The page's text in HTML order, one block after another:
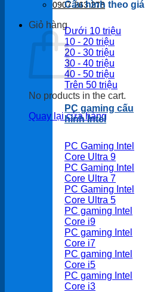
0907 263 278
Giỏ hàng
No products in the cart.
Quay lại cửa hàng
Cấu hình theo giá
Dưới 10 triệu
10 - 20 triệu
20 - 30 triệu
30 - 40 triệu
40 - 50 triệu
Trên 50 triệu
PC gaming cấu
hình Intel
PC Gaming Intel
Core Ultra 9
PC Gaming Intel
Core Ultra 7
PC Gaming Intel
Core Ultra 5
PC gaming Intel
Core i9
PC gaming Intel
Core i7
PC gaming Intel
Core i5
PC gaming Intel
Core i3